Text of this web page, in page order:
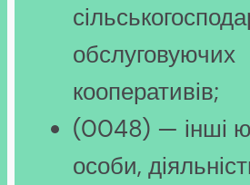
обслуговуючих
кооперативів;
(0048) — інші
особи,